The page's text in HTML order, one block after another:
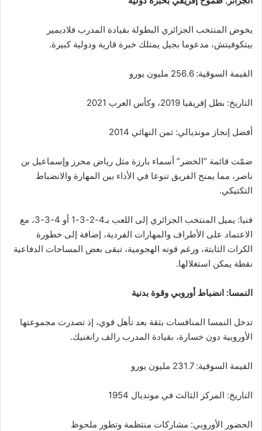
يخوض المنتخب الجزائري البطولة بقيادة المدرب فلاديمير
بيتكوفيتش، مدعوما بجيل يمتلك خبرة قارية ودولية كبيرة.
القيمة السوقية: 256.6 مليون يورو
التاريخ: بطل إفريقيا 2019، وكأس العرب 2021
أفضل إنجاز مونديالي: ثمن النهائي 2014
ضمّت قائمة “الخضر” أسماء بارزة مثل رياض محرز وإسماعيل بن
ناصر، مما يمنح الفريق تنوعا في الأداء بين المهارة والانضباط
التكتيكي.
فنيا: يميل المنتخب الجزائري إلى اللعب بـ4-2-3-1 أو 4-3-3، مع
الاعتماد على الأطراف والمهارات الفردية، إضافة إلى خطورة
الكرات الثابتة، ورغم قوته الهجومية، تبقى بعض المساحات الدفاعية
نقطة يمكن استغلالها.
النمسا: انضباط أوروبي وقوة بدنية
تدخل النمسا المنافسات بثقة بعد تأهل قوي، إذ تصدرت مجموعتها
الأوروبية دون خسارة، بقيادة المدرب رالف رانغنيك.
القيمة السوقية: 231.7 مليون يورو
التاريخ: المركز الثالث في مونديال 1954
الحضور الأوروبي: مشاركات منتظمة وتطور ملحوظ